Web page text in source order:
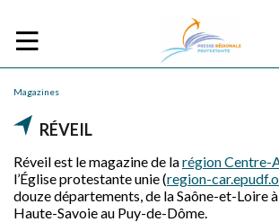
Magazines
RÉVEIL
Réveil est le magazine de larégion Centre-
l’Église protestante unie (region-
douze départements, de la Saône-et-Loire
Haute-Savoie au Puy-de-Dôme.